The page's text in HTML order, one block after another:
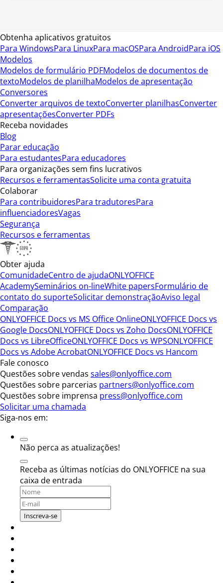
Obtenha aplicativos gratuitos
Para WindowsPara LinuxPara macOSPara AndroidPara iOS
Modelos
Modelos de formulário PDFModelos de documentos de
textoModelos de planilhaModelos de apresentação
Conversores
Converter arquivos de textoConverter planilhasConverter
apresentaçõesConverter PDFs
Receba novidades
Blog
Parar educação
Para estudantesPara educadores
Para organizações sem fins lucrativos
Recursos e ferramentasSolicite uma conta gratuita
Colaborar
Para contribuidoresPara tradutoresPara
influenciadoresVagas
Segurança
Recursos e ferramentas
Obter ajuda
ComunidadeCentro de ajudaONLYOFFICE
AcademySeminários on-lineWhite papersFormulário de
contato do suporteSolicitar demonstraçãoAviso legal
Comparação
ONLYOFFICE Docs vs MS Office OnlineONLYOFFICE Docs vs
Google DocsONLYOFFICE Docs vs Zoho DocsONLYOFFICE
Docs vs LibreOfficeONLYOFFICE Docs vs WPSONLYOFFICE
Docs vs Adobe AcrobatONLYOFFICE Docs vs Hancom
Fale conosco
Questões sobre vendas sales@onlyoffice.com
Questões sobre parcerias partners@onlyoffice.com
Questões sobre imprensa press@onlyoffice.com
Solicitar uma chamada
Siga-nos em:
Não perca as atualizações!
Receba as últimas notícias do ONLYOFFICE na sua
caixa de entrada
Inscreva-se